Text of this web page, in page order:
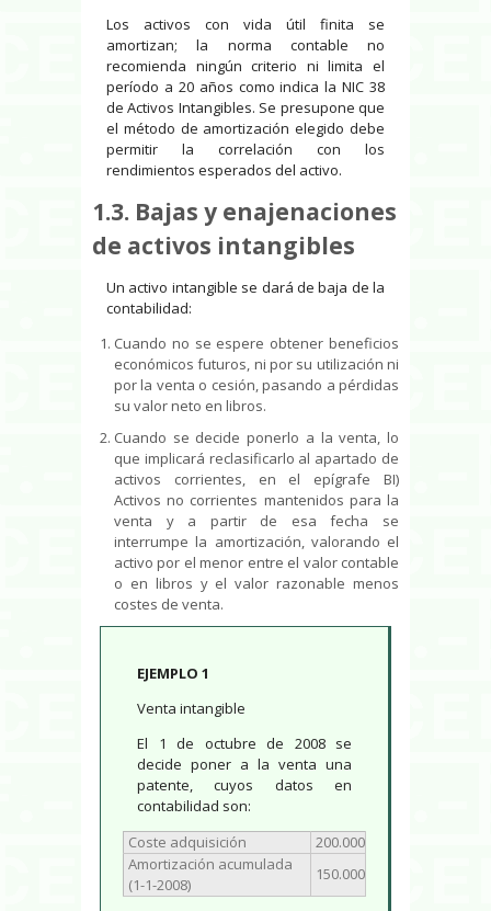
Los activos con vida útil finita se
amortizan; la norma contable no
recomienda ningún criterio ni limita el
período a 20 años como indica la NIC 38
de Activos Intangibles. Se presupone que
el método de amortización elegido debe
permitir la correlación con los
rendimientos esperados del activo.
1.3. Bajas y enajenaciones
de activos intangibles
Un activo intangible se dará de baja de la
contabilidad:
Cuando no se espere obtener beneficios
económicos futuros, ni por su utilización ni
por la venta o cesión, pasando a pérdidas
su valor neto en libros.
Cuando se decide ponerlo a la venta, lo
que implicará reclasificarlo al apartado de
activos corrientes, en el epígrafe BI)
Activos no corrientes mantenidos para la
venta y a partir de esa fecha se
interrumpe la amortización, valorando el
activo por el menor entre el valor contable
o en libros y el valor razonable menos
costes de venta.
EJEMPLO 1
Venta intangible
El 1 de octubre de 2008 se
decide poner a la venta una
patente, cuyos datos en
contabilidad son:
Coste adquisición
200.000
Amortización acumulada
(1-1-2008)
150.000